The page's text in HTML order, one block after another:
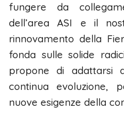
fungere da
dell’area ASI e il
rinnovamento della
fonda sulle solide
propone di adattarsi
continua evoluzione,
nuove esigenze della